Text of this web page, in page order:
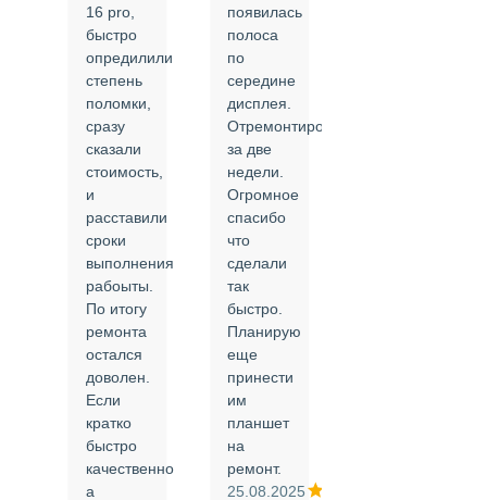
16 pro,
быстро
опредилили
степень
поломки,
сразу
сказали
стоимость,
и
расставили
сроки
выполнения
рабоыты.
По итогу
ремонта
остался
доволен.
Если
кратко
быстро
качественно
а
появилась
полоса
по
середине
дисплея.
Отремонтировали
за две
недели.
Огромное
спасибо
что
сделали
так
быстро.
Планирую
еще
принести
им
планшет
на
ремонт.
25.08.2025